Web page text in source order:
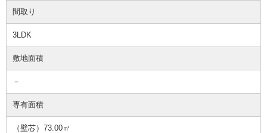
間取り
3LDK
敷地面積
－
専有面積
（壁芯）73.00㎡